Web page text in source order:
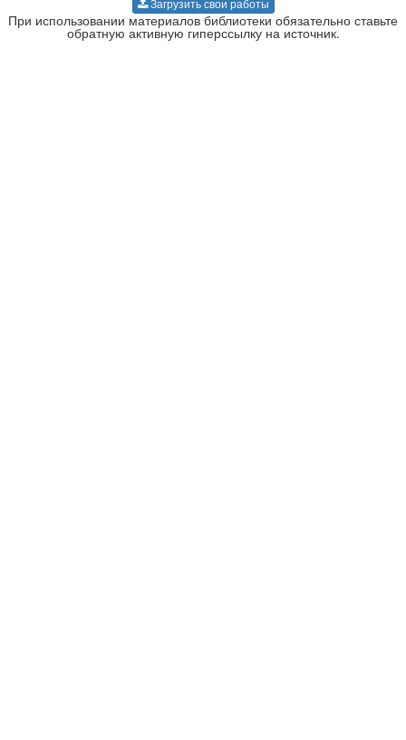
Загрузить свои работы
При использовании материалов библиотеки обязательно ставьте
обратную активную гиперссылку на источник.